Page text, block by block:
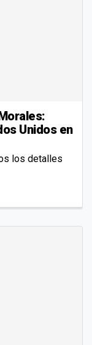
Unidos en
los detalles